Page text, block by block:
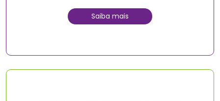
Saiba mais